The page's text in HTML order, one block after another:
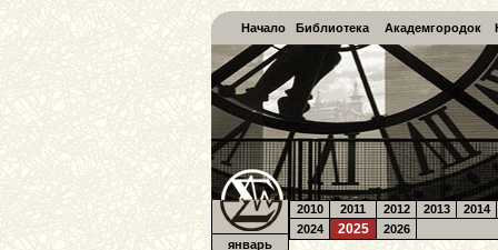
Начало Библиотека Академгородок
январь
2010 2011 2012 2013
2014
2024
2025 2026